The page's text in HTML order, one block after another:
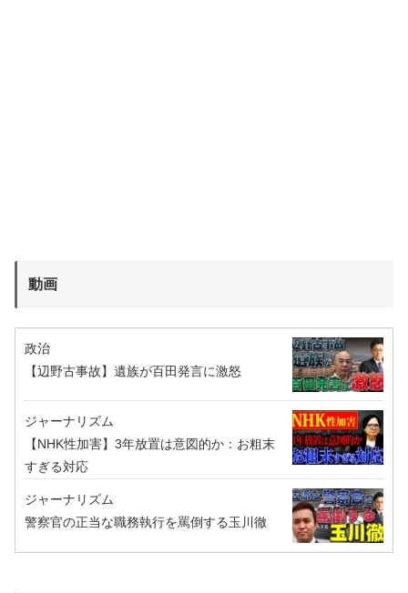
動画
政治
【辺野古事故】遺族が百田発言に激怒
ジャーナリズム
【NHK性加害】3年放置は意図的か：お粗末
すぎる対応
ジャーナリズム
警察官の正当な職務執行を罵倒する玉川徹